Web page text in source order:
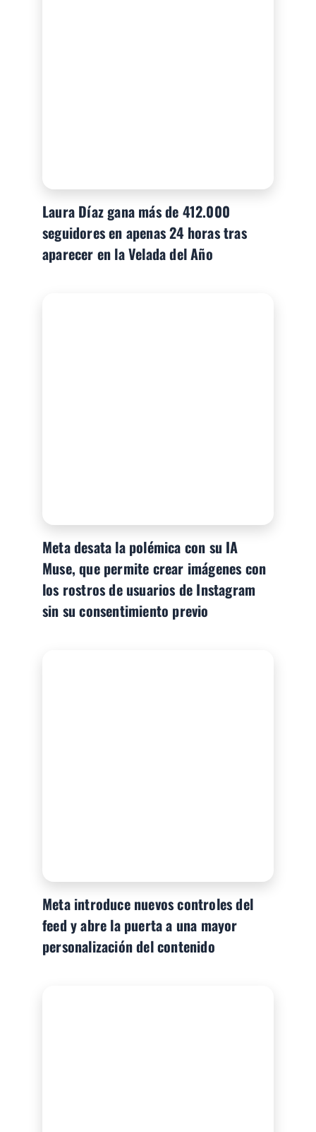
Laura Díaz gana más de 412.000
seguidores en apenas 24 horas tras
aparecer en la Velada del Año
Meta desata la polémica con su IA
Muse, que permite crear imágenes con
los rostros de usuarios de Instagram
sin su consentimiento previo
Meta introduce nuevos controles del
feed y abre la puerta a una mayor
personalización del contenido